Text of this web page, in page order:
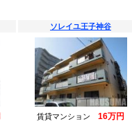
ソレイユ王子神谷
賃貸マンション 16万円